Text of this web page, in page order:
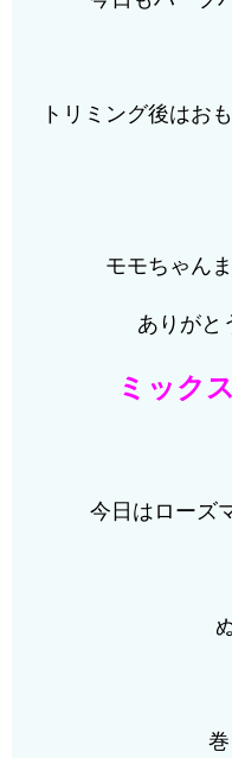
トリミング後はお
モモちゃん
ありがと
ミック
今日はローズ